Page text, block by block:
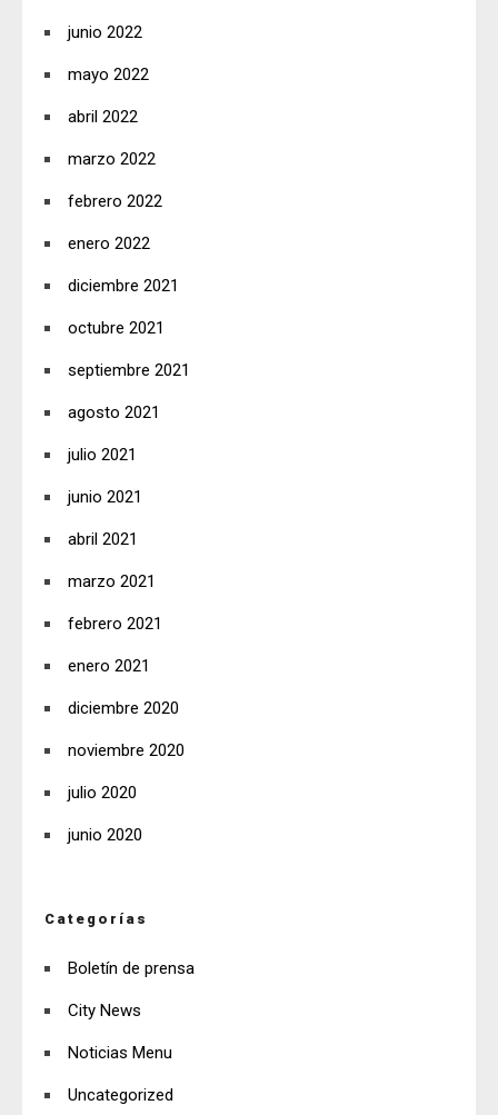
junio 2022
mayo 2022
abril 2022
marzo 2022
febrero 2022
enero 2022
diciembre 2021
octubre 2021
septiembre 2021
agosto 2021
julio 2021
junio 2021
abril 2021
marzo 2021
febrero 2021
enero 2021
diciembre 2020
noviembre 2020
julio 2020
junio 2020
Categorías
Boletín de prensa
City News
Noticias Menu
Uncategorized